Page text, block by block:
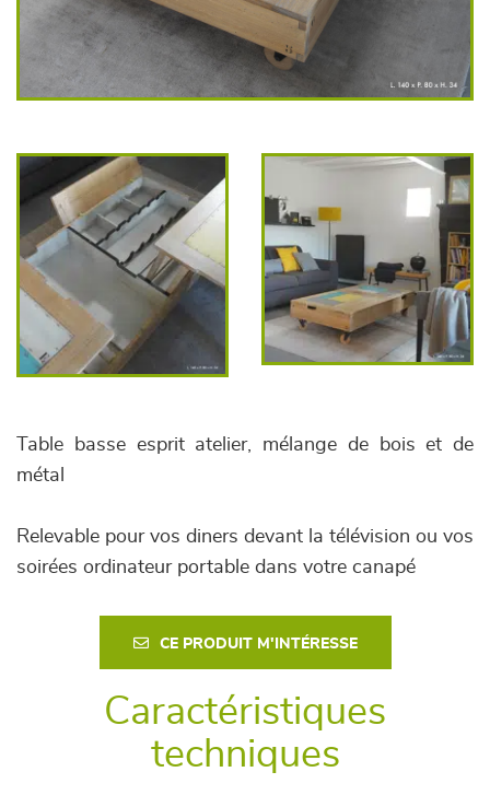
Table basse esprit atelier, mélange de bois et de
métal
Relevable pour vos diners devant la télévision ou vos
soirées ordinateur portable dans votre canapé
CE PRODUIT M'INTÉRESSE
Caractéristiques
techniques